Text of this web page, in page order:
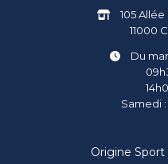
105
11000
Du
Samedi
Origine